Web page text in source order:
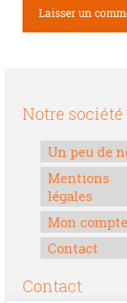
Notre société
Un peu de
Mentions
légales
Mon compte
Contact
Contact